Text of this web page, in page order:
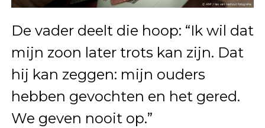
De vader deelt die hoop: “Ik wil dat
mijn zoon later trots kan zijn. Dat
hij kan zeggen: mijn ouders
hebben gevochten en het gered.
We geven nooit op.”